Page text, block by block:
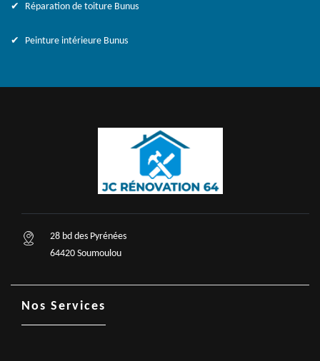
Réparation de toiture Bunus
Peinture intérieure Bunus
28 bd des Pyrénées
64420 Soumoulou
Nos Services